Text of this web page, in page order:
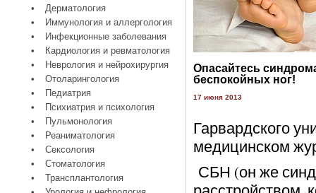
•
Дерматология
•
Иммунология и аллергология
•
Инфекционные заболевания
•
Кардиология и ревматология
•
Неврология и нейрохирургия
•
Отоларингология
•
Педиатрия
•
Психиатрия и психология
•
Пульмонология
•
Реаниматология
•
Сексология
•
Стоматология
•
Трансплантология
Опасайтесь
беспокойных ног!
17 июня 2013
Гарвардского
медицинском
СБН (он же